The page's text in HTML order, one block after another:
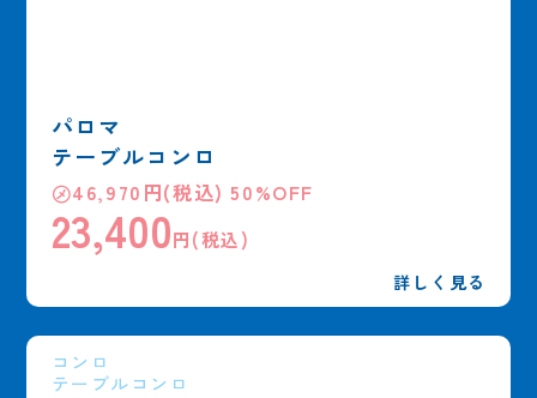
パロマ
テーブルコンロ
㋱46,970円(税込) 50%OFF
23,400円(税込)
詳しく見る
コンロ
テーブルコンロ